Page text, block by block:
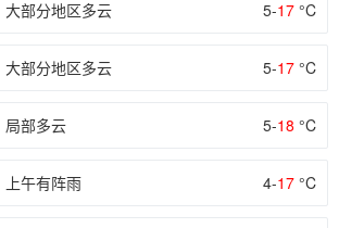
大部分地区多云 5-17 °C
大部分地区多云 5-17 °C
局部多云 5-18 °C
上午有阵雨 4-17 °C